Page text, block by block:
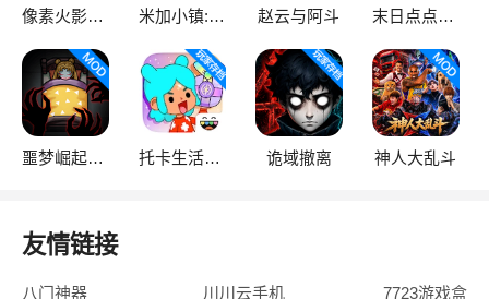
像素火影次世代 米加小镇:世界 赵云与阿斗 末日点点（辅助菜单）
噩梦崛起：生存 托卡生活：世界 诡域撤离 神人大乱斗
友情链接
八门神器 川川云手机 7723游戏盒